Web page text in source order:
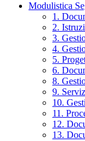
Modulistica
1.
2.
3.
4.
5.
6.
8.
9.
10.
11.
12.
13.